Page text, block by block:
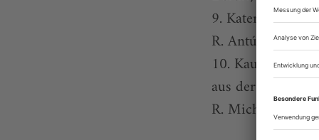
9. Kater, zeit zu
R. Antú Romero
10. Kaurismäki,
aus der
R. Michael